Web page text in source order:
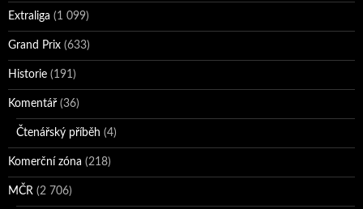
Extraliga (1 099)
Grand Prix (633)
Historie (191)
Komentář (36)
Čtenářský příběh (4)
Komerční zóna (218)
MČR (2 706)